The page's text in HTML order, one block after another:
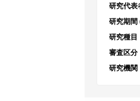
研究代表
研究期間
研究種目
審査区分
研究機関